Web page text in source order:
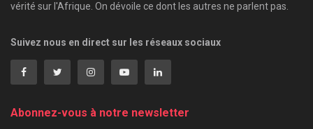
vérité sur l'Afrique. On dévoile ce dont les autres ne parlent pas.
Suivez nous en direct sur les réseaux sociaux
Abonnez-vous à notre newsletter